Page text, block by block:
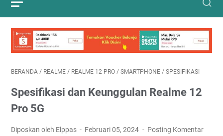
BERANDA / REALME / REALME 12 PRO / SMARTPHONE / SPESIFIKASI
Spesifikasi dan Keunggulan Realme 12
Pro 5G
Diposkan oleh Elppas Februari 05, 2024 Posting Komentar